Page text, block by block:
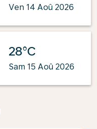
Ven 14 Aoû 2026
28°C
Sam 15 Aoû 2026